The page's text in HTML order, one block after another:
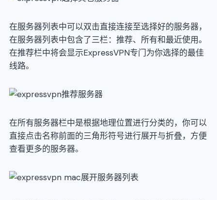
在服务器列表中可以双击直接连接至选择好的服务器，
在服务器列表中包含了三栏：推荐、所有和最近使用。
在推荐栏中将会显示ExpressVPN专门为你选择的最佳
线路。
在所有服务器栏中是根据地理位置进行分类的，你可以
直接点击名称前面的三角形符号进行展开与折叠，方便
查看更多的服务器。